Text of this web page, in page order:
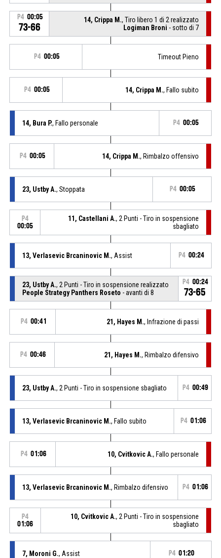
P4 00:05
73-66
14, Crippa M., Tiro libero 1 di 2 realizzato
Logiman Broni - sotto di 7
P4 00:05 Timeout Pieno
P4 00:05 14, Crippa M., Fallo subito
14, Bura P., Fallo personale P4 00:05
P4 00:05 14, Crippa M., Rimbalzo offensivo
23, Ustby A., Stoppata P4 00:05
P4
00:05
11, Castellani A., 2 Punti - Tiro in sospensione
sbagliato
13, Verlasevic Brcaninovic M., Assist P4 00:24
23, Ustby A., 2 Punti - Tiro in sospensione realizzato
People Strategy Panthers Roseto - avanti di 8
P4 00:24
73-65
P4 00:41 21, Hayes M., Infrazione di passi
P4 00:46 21, Hayes M., Rimbalzo difensivo
23, Ustby A., 2 Punti - Tiro in sospensione sbagliato P4 00:49
13, Verlasevic Brcaninovic M., Fallo subito P4 01:06
P4 01:06 10, Cvitkovic A., Fallo personale
13, Verlasevic Brcaninovic M., Rimbalzo difensivo P4 01:06
P4
01:06
10, Cvitkovic A., 2 Punti - Tiro in sospensione
sbagliato
7, Moroni G., Assist P4 01:20